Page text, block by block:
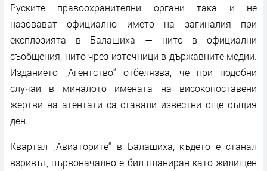
Руските правоохранителни органи така и не
назовават официално името на загиналия при
експлозията в Балашиха — нито в официални
съобщения, нито чрез източници в държавните медии.
Изданието „Агентство“ отбелязва, че при подобни
случаи в миналото имената на високопоставени
жертви на атентати са ставали известни още същия
ден.
Квартал „Авиаторите“ в Балашиха, където е станал
взривът, първоначално е бил планиран като жилищен